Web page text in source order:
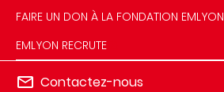
FAIRE UN DON À LA FONDATION EMLYON
EMLYON RECRUTE
Contactez-nous